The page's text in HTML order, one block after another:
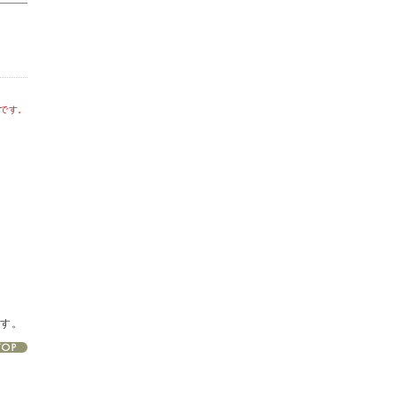
す。
。